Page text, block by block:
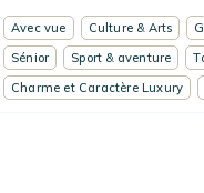
Avec vue Culture & Arts
Sénior
Sport & aventure
Charme et Caractère Luxury